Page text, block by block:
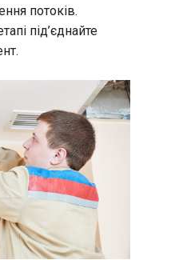
потоків.
під’єднайте